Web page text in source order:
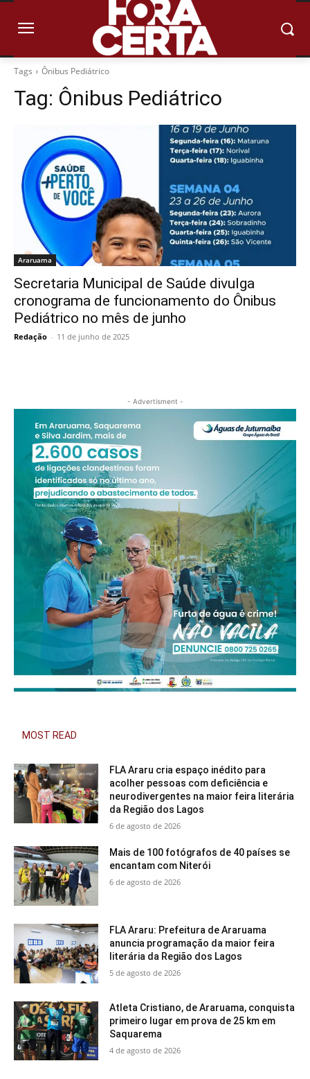
Tags Ônibus Pediátrico
Tag: Ônibus Pediátrico
Araruama
Secretaria Municipal de Saúde divulga
cronograma de funcionamento do Ônibus
Pediátrico no mês de junho
Redação - 11 de junho de 2025
- Advertisment -
MOST READ
FLA Araru cria espaço inédito para
acolher pessoas com deficiência e
neurodivergentes na maior feira literária
da Região dos Lagos
6 de agosto de 2026
Mais de 100 fotógrafos de 40 países se
encantam com Niterói
6 de agosto de 2026
FLA Araru: Prefeitura de Araruama
anuncia programação da maior feira
literária da Região dos Lagos
5 de agosto de 2026
Atleta Cristiano, de Araruama, conquista
primeiro lugar em prova de 25 km em
Saquarema
4 de agosto de 2026